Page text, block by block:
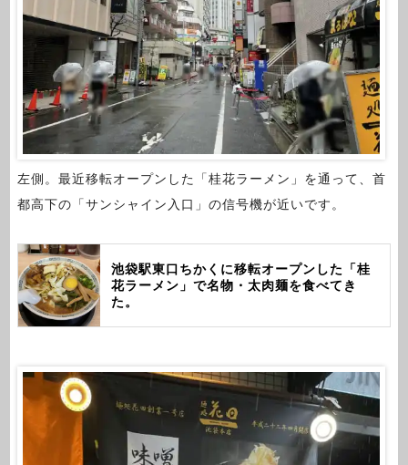
左側。最近移転オープンした「桂花ラーメン」を通って、首
都高下の「サンシャイン入口」の信号機が近いです。
池袋駅東口ちかくに移転オープンした「桂
花ラーメン」で名物・太肉麺を食べてき
た。